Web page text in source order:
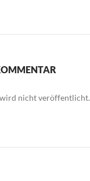
nicht veröffentlicht.